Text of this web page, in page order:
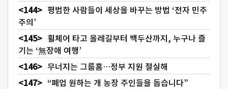
평범한 사람들이 세상을 바꾸는 방법 ‘전자 민주
주의’
휠체어 타고 올레길부터 백두산까지, 누구나 즐
기는 ‘無장애 여행’
무너지는 그룹홈…정부 지원 절실해
“폐업 원하는 개 농장 주인들을 돕습니다”